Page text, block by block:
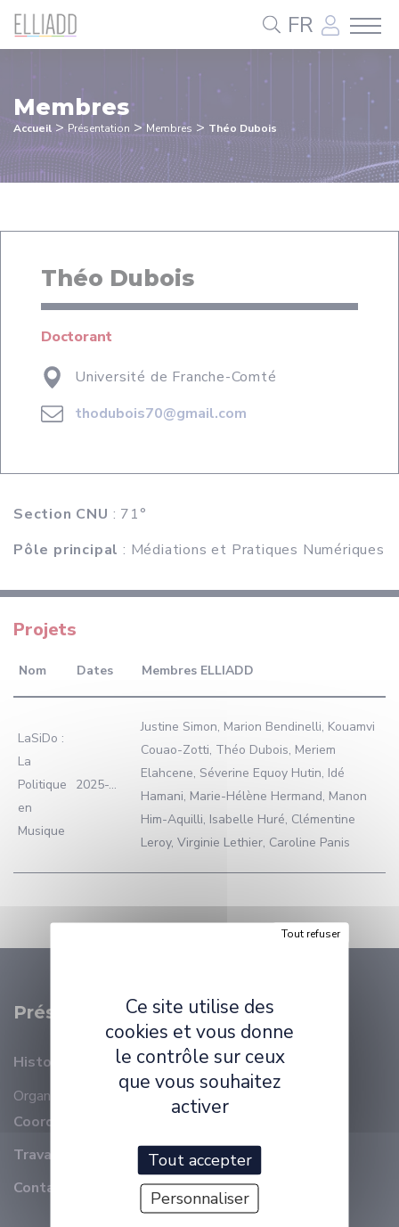
FR
Membres
Accueil > Présentation >Membres > Théo Dubois
Théo Dubois
Doctorant
Université de Franche-Comté
thodubois70@gmail.com
Section CNU : 71°
Pôle principal : Médiations et Pratiques Numériques
Projets
Nom Dates Membres ELLIADD
LaSiDo :
La
Politique
en
Musique
2025-...
Justine Simon, Marion Bendinelli, Kouamvi
Couao-Zotti, Théo Dubois, Meriem
Elahcene, Séverine Equoy Hutin, Idé
Hamani, Marie-Hélène Hermand, Manon
Him-Aquilli, Isabelle Huré, Clémentine
Leroy, Virginie Lethier, Caroline Panis
Présentation
Histoire
Organisation
Membres
Coordonnées
Travailler à ELLIADD
Contact
Panneau de gestion des cookies
Ce site utilise des
cookies et vous donne
le contrôle sur ceux
que vous souhaitez
activer
Tout accepter
Tout refuser
Personnaliser